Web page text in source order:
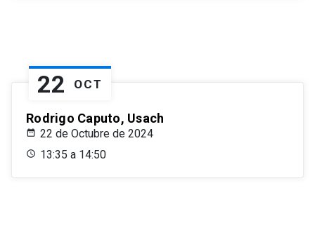
22 OCT
Rodrigo Caputo, Usach
22 de Octubre de 2024
13:35 a 14:50